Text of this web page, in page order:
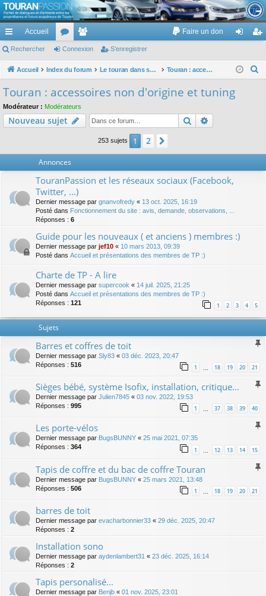
TouranPassion
Le forum des propriétaires ou futurs acquéreurs du Volkswagen Touran
cc
ès
pi
de
Accueil
or
u
e
m
Faire un don
ne nr
Rechercher Connexion S’enregistrer
Accueil Index du forum Le touran dans ses versions I (V1 V2 V3) et II ... Touran : accessoires non d'origine et tuning
Touran : accessoires non d'origine et tuning
Modérateur : Modérateurs
Nouveau sujet Rechercher
253 sujets 1 2
Annonces
TouranPassion et les réseaux sociaux (Facebook,
Twitter, ...)
Dernier message par gnanvofredy « 13 oct. 2025, 16:19
Posté dans Fonctionnement du site : avis, demande, observations, ...
Réponses : 6
Guide pour les nouveaux ( et anciens ) membres :)
Dernier message par jef10 « 10 mars 2013, 09:39
Posté dans Accueil et présentations des membres de TP :)
Charte de TP - A lire
Dernier message par supercook « 14 juil. 2025, 21:25
Posté dans Accueil et présentations des membres de TP :)
Réponses : 121 1 2 3 4 5
Sujets
Barres et coffres de toit
Dernier message par Sly83 « 03 déc. 2023, 20:47
Réponses : 516 1 … 18 19 20 21
Sièges bébé, système Isofix, installation, critique...
Dernier message par Julien7845 « 03 nov. 2022, 19:53
Réponses : 995 1 … 37 38 39 40
Les porte-vélos
Dernier message par BugsBUNNY « 25 mai 2021, 07:35
Réponses : 364 1 12 13 14 15
Tapis de coffre et du bac de coffre Touran
Dernier message par BugsBUNNY « 25 mars 2021, 13:48
Réponses : 506 1 18 19 20 21
barres de toit
Dernier message par evacharbonnier33 « 29 déc. 2025, 20:47
Réponses : 2
Installation sono
Dernier message par aydenlambert31 « 23 déc. 2025, 16:14
Réponses : 2
Tapis personalisé...
Dernier message par Benjb « 01 nov. 2025, 23:01